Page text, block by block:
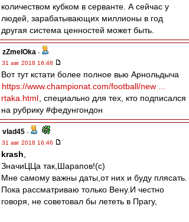
количеством кубком в серванте. А сейчас у
людей, зарабатывающих миллионы в год
другая система ценностей может быть.
zZmeIOka -
31 авг 2018 16:48
Вот тут кстати более полное вью Арнольдыча
https://www.championat.com/football/new ...
rtaka.html , специально для тех, кто подписался
на рубрику #федунгондон
vlad45 -
31 авг 2018 16:46
krash
ЗначиЦЦа так,Шарапов!(с)
Мне самому важны даты,от них и буду плясать.
Пока рассматриваю только Вену.И честно
говоря, не советовал бы лететь в Прагу,